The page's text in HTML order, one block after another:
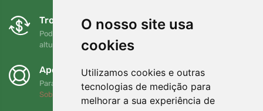
O nosso site usa
cookies
Utilizamos cookies e outras
tecnologias de medição para
melhorar a sua experiência de
Trocas e devoluções gratuitas
Pode devolver ou trocar a sua encomenda em qualquer
altura no prazo de 90 dias
Apoiamos a Trees.org
Para cada encomenda plantamos uma árvore! Leia mais
Sobre nós